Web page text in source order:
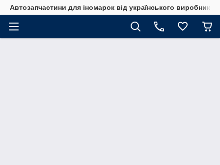
Автозапчастини для іномарок від українського виробника